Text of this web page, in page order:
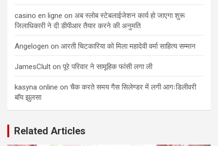
casino en ligne on अब स्लोब स्टेबलाईजेशन कार्य हो जाएगा शुरू
जिलाधिकारी ने दी डीपीआर तैयार करने की अनुमति
Angelogen on आरती चिटकारिया को मिला महादेवी वर्मा साहित्य सम्मान
JamesClult onपूरे परिवार ने सामूहिक फांसी लगा ली
kasyna online onचैक करते समय गैस सिलेण्डर में लगी आगःडिलीवरी
बाॅय झुलसा
Related Articles